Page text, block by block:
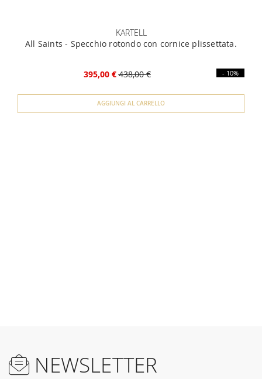
KARTELL
All Saints - Specchio rotondo con cornice plissettata.
395,00 € 438,00 € - 10%
AGGIUNGI AL CARRELLO
NEWSLETTER